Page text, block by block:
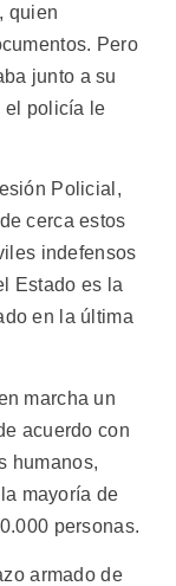
quien
Pero
junto a su
el policía le
Policial,
cerca estos
indefensos
Estado es la
en la última
marcha un
acuerdo con
humanos,
mayoría de
personas.
armado de